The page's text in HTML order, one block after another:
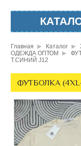
Главная Каталог
ОДЕЖДА ОПТОМ
Т.СИНИЙ J12
ФУТБОЛКА